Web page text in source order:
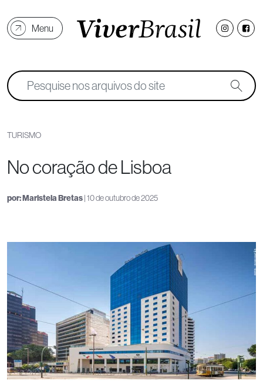
Menu
TURISMO
No coração de Lisboa
por:Maristela Bretas| 10 de outubro de 2025